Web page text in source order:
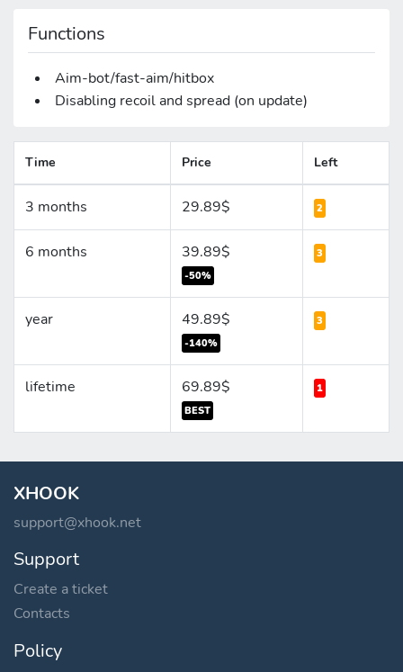
Functions
Aim-bot/fast-aim/hitbox
Disabling recoil and spread (on update)
Time Price Left
3 months 29.89$ 2
6 months 39.89$
-50%
3
year 49.89$
-140%
3
lifetime 69.89$
BEST
1
XHOOK
support@xhook.net
Support
Create a ticket
Contacts
Policy